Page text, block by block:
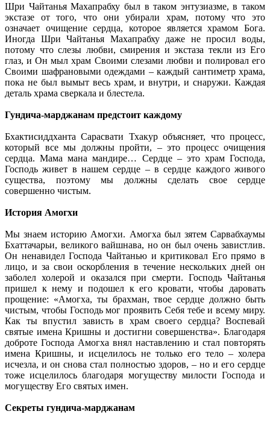
Шри Чайтанья Махапрабху был в таком энтузиазме, в таком
экстазе от того, что они убирали храм, потому что это
означает очищение сердца, которое является храмом Бога.
Иногда Шри Чайтанья Махапрабху даже не просил воды,
потому что слезы любви, смирения и экстаза текли из Его
глаз, и Он мыл храм Своими слезами любви и полировал его
Своими шафрановыми одеждами – каждый сантиметр храма,
пока не был вымыт весь храм, и внутри, и снаружи. Каждая
деталь храма сверкала и блестела.
Гундича-марджанам предстоит каждому
Бхактисиддханта Сарасвати Тхакур объясняет, что процесс,
который все мы должны пройти, – это процесс очищения
сердца. Мама мана мандире… Сердце – это храм Господа,
Господь живет в нашем сердце – в сердце каждого живого
существа, поэтому мы должны сделать свое сердце
совершенно чистым.
История Амогхи
Мы знаем историю Амогхи. Амогха был зятем Сарвабхаумы
Бхаттачарьи, великого вайшнава, но он был очень завистлив.
Он ненавидел Господа Чайтанью и критиковал Его прямо в
лицо, и за свои оскорбления в течение нескольких дней он
заболел холерой и оказался при смерти. Господь Чайтанья
пришел к нему и подошел к его кровати, чтобы даровать
прощение: «Амогха, ты брахман, твое сердце должно быть
чистым, чтобы Господь мог проявить Себя тебе и всему миру.
Как ты впустил зависть в храм своего сердца? Воспевай
святые имена Кришны и достигни совершенства». Благодаря
доброте Господа Амогха внял наставлению и стал повторять
имена Кришны, и исцелилось не только его тело – холера
исчезла, и он снова стал полностью здоров, – но и его сердце
тоже исцелилось благодаря могуществу милости Господа и
могуществу Его святых имен.
Секреты гундича-марджанам